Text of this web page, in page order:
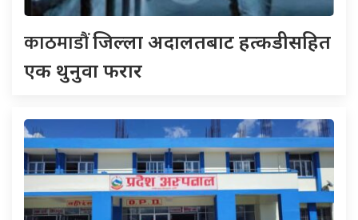
काठमाडौंजिल्ला अदालतबाट हत्कडीसहित
एक थुनुवा फरार